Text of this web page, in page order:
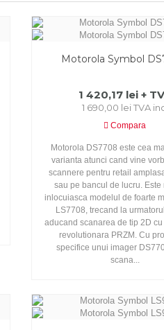
Motorola Symbol
1 420,17 lei +
1 690,00 lei TVA
Compara
Motorola DS7708 este cea
varianta atunci cand vine
scannere pentru retail
sau pe bancul de lucru. Este
inlocuiasca modelul de foarte
LS7708, trecand la
aducand scanarea de tip 2D
revolutionara PRZM. Cu
specifice unui imager
scana...